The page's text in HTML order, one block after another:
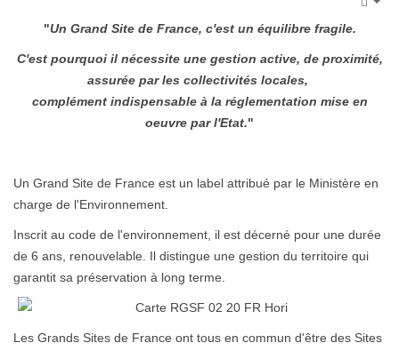
"Un Grand Site de France, c'est un équilibre fragile.
C'est pourquoi il nécessite une gestion active, de proximité,
assurée par les collectivités locales,
complément indispensable à la réglementation mise en
oeuvre par l'Etat."
Un Grand Site de France est un label attribué par le Ministère en
charge de l'Environnement.
Inscrit au code de l'environnement, il est décerné pour une durée
de 6 ans, renouvelable. Il distingue une gestion du territoire qui
garantit sa préservation à long terme.
Les Grands Sites de France ont tous en commun d'être des Sites